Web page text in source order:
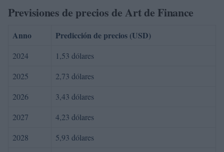
Previsiones de precios de Art de Finance
Anno Predicción de precios (USD)
2024
1,53 dólares
2025
2,73 dólares
2026
3,43 dólares
2027
4,23 dólares
2028
5,93 dólares